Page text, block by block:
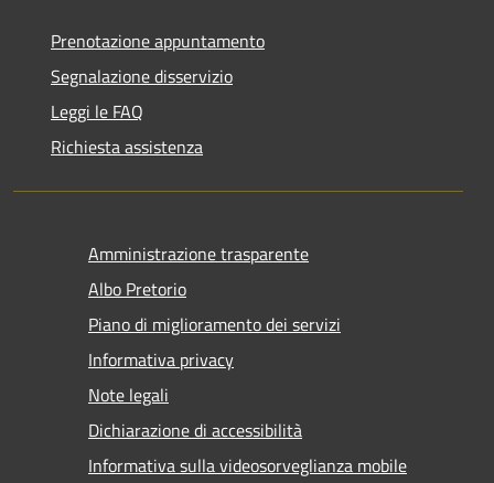
Prenotazione appuntamento
Segnalazione disservizio
Leggi le FAQ
Richiesta assistenza
Amministrazione trasparente
Albo Pretorio
Piano di miglioramento dei servizi
Informativa privacy
Note legali
Dichiarazione di accessibilità
Informativa sulla videosorveglianza mobile